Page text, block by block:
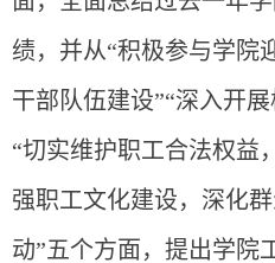
绩，并从“积极参与学院
干部队伍建设”“深入开
“切实维护职工合法权益
强职工文化建设，深化
动”五个方面，提出学院